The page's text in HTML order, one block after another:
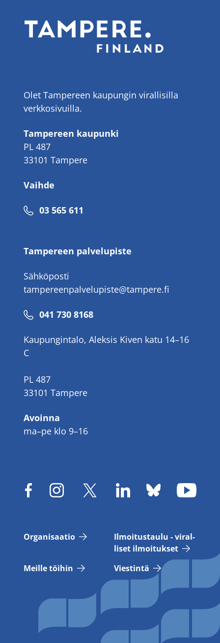
Olet Tampereen kaupungin virallisilla
verkkosivuilla.
Tampereen kaupunki
PL 487
33101 Tampere
Vaihde
Puhelinnumero
03 565 611
Tampereen palvelupiste
Sähköposti
tampereenpalvelupiste@tampere.fi
Puhelinnumero
041 730 8168
Kaupungintalo, Aleksis Kiven katu 14–16
C
PL 487
33101 Tampere
Avoinna
ma–pe klo 9–16
Or­ga­ni­saa­tio
Il­moi­tus­tau­lu - vi­ral­
li­set il­moi­tuk­set
Meil­le töi­hin
Vies­tin­tä